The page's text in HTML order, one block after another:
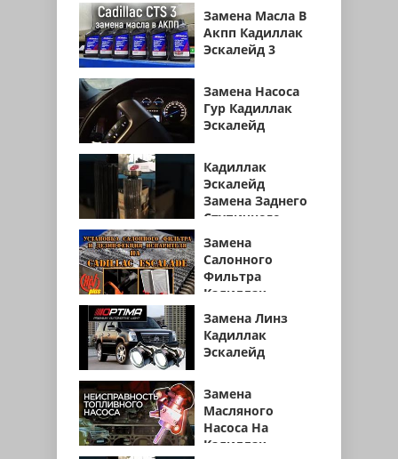
Замена Масла В
Акпп Кадиллак
Эскалейд 3
Замена Насоса
Гур Кадиллак
Эскалейд
Кадиллак
Эскалейд
Замена Заднего
Ступичного
Замена
Салонного
Фильтра
Кадиллак
Замена Линз
Кадиллак
Эскалейд
Замена
Масляного
Насоса На
Кадиллак